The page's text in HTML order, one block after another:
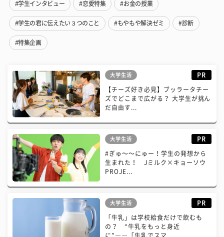
#学生インタビュー #恋愛特集 #お金の授業
#学生の君に伝えたい３つのこと #もやもや解決ゼミ #診断
#特集企画
大学生活 PR
【チーズ好き必見】ブッラータチー
ズでどこまで広がる？ 大学生が挑ん
だ自由す...
大学生活 PR
#ぎゅ〜〜にゅー！学生の発想から
生まれた！ Jミルク×キョーソウ
PROJE...
大学生活 PR
「牛乳」は学校給食だけで飲むも
の？ “牛乳をもっと身近
に”――「牛乳でスマ...